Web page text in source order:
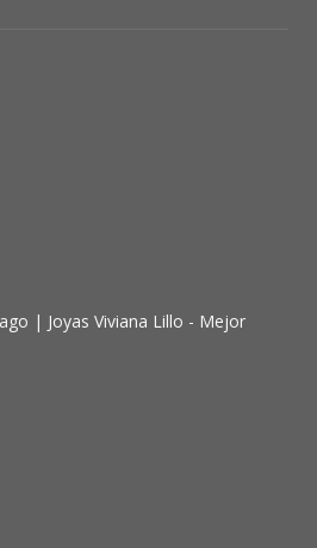
| Joyas Viviana Lillo - Mejor